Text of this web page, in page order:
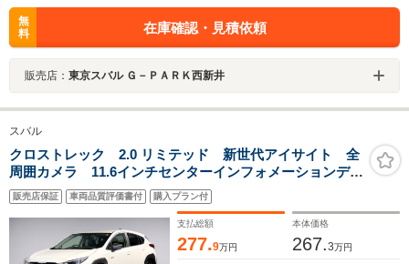
無
料
在庫確認・見積依頼
販売店： 東京スバル Ｇ－ＰＡＲＫ西新井
スバル
クロストレック 2.0 リミテッド 新世代アイサイト 全
周囲カメラ 11.6インチセンターインフォメーションディ
スプレイ Apple CarPlay Android Auto シートメ
モリー シーヒーター ハンドルヒーター
販売店保証 車両品質評価書付 購入プラン付
支払総額
277.9万円
本体価格
267.3万円